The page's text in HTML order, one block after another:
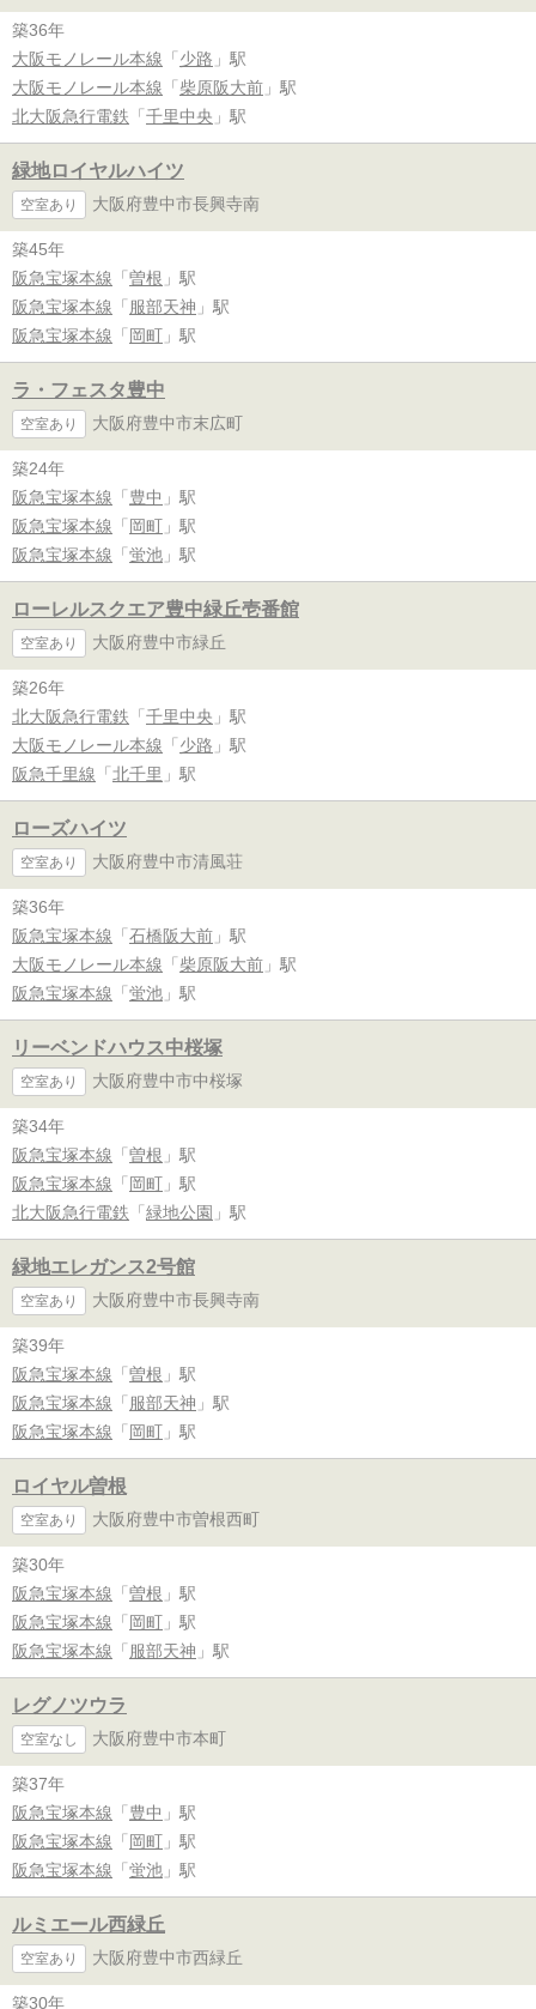
築36年
大阪モノレール本線 「 少路 」駅
大阪モノレール本線 「 柴原阪大前 」駅
北大阪急行電鉄 「 千里中央 」駅
緑地ロイヤルハイツ
空室あり 大阪府豊中市長興寺南
築45年
阪急宝塚本線 「 曽根 」駅
阪急宝塚本線 「 服部天神 」駅
阪急宝塚本線 「 岡町 」駅
ラ・フェスタ豊中
空室あり 大阪府豊中市末広町
築24年
阪急宝塚本線 「 豊中 」駅
阪急宝塚本線 「 岡町 」駅
阪急宝塚本線 「 蛍池 」駅
ローレルスクエア豊中緑丘壱番館
空室あり 大阪府豊中市緑丘
築26年
北大阪急行電鉄 「 千里中央 」駅
大阪モノレール本線 「 少路 」駅
阪急千里線 「 北千里 」駅
ローズハイツ
空室あり 大阪府豊中市清風荘
築36年
阪急宝塚本線 「 石橋阪大前 」駅
大阪モノレール本線 「 柴原阪大前 」駅
阪急宝塚本線 「 蛍池 」駅
リーベンドハウス中桜塚
空室あり 大阪府豊中市中桜塚
築34年
阪急宝塚本線 「 曽根 」駅
阪急宝塚本線 「 岡町 」駅
北大阪急行電鉄 「 緑地公園 」駅
緑地エレガンス2号館
空室あり 大阪府豊中市長興寺南
築39年
阪急宝塚本線 「 曽根 」駅
阪急宝塚本線 「 服部天神 」駅
阪急宝塚本線 「 岡町 」駅
ロイヤル曽根
空室あり 大阪府豊中市曽根西町
築30年
阪急宝塚本線 「 曽根 」駅
阪急宝塚本線 「 岡町 」駅
阪急宝塚本線 「 服部天神 」駅
レグノツウラ
空室なし 大阪府豊中市本町
築37年
阪急宝塚本線 「 豊中 」駅
阪急宝塚本線 「 岡町 」駅
阪急宝塚本線 「 蛍池 」駅
ルミエール西緑丘
空室あり 大阪府豊中市西緑丘
築30年